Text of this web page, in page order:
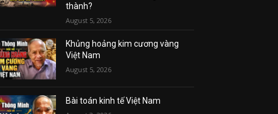
thành?
August 5, 2026
Khủng hoảng kim cương vàng
Việt Nam
August 5, 2026
Bài toán kinh tế Việt Nam